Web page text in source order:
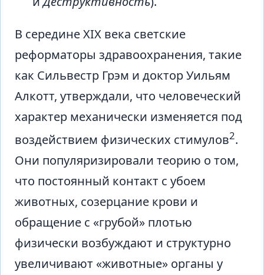
В середине XIX века светские
реформаторы здравоохранения, такие
как Сильвестр Грэм и доктор Уильям
Алкотт, утверждали, что человеческий
характер механически изменяется под
воздействием физических стимулов2.
Они популяризировали теорию о том,
что постоянный контакт с убоем
животных, созерцание крови и
обращение с «грубой» плотью
физически возбуждают и структурно
увеличивают «животные» органы у